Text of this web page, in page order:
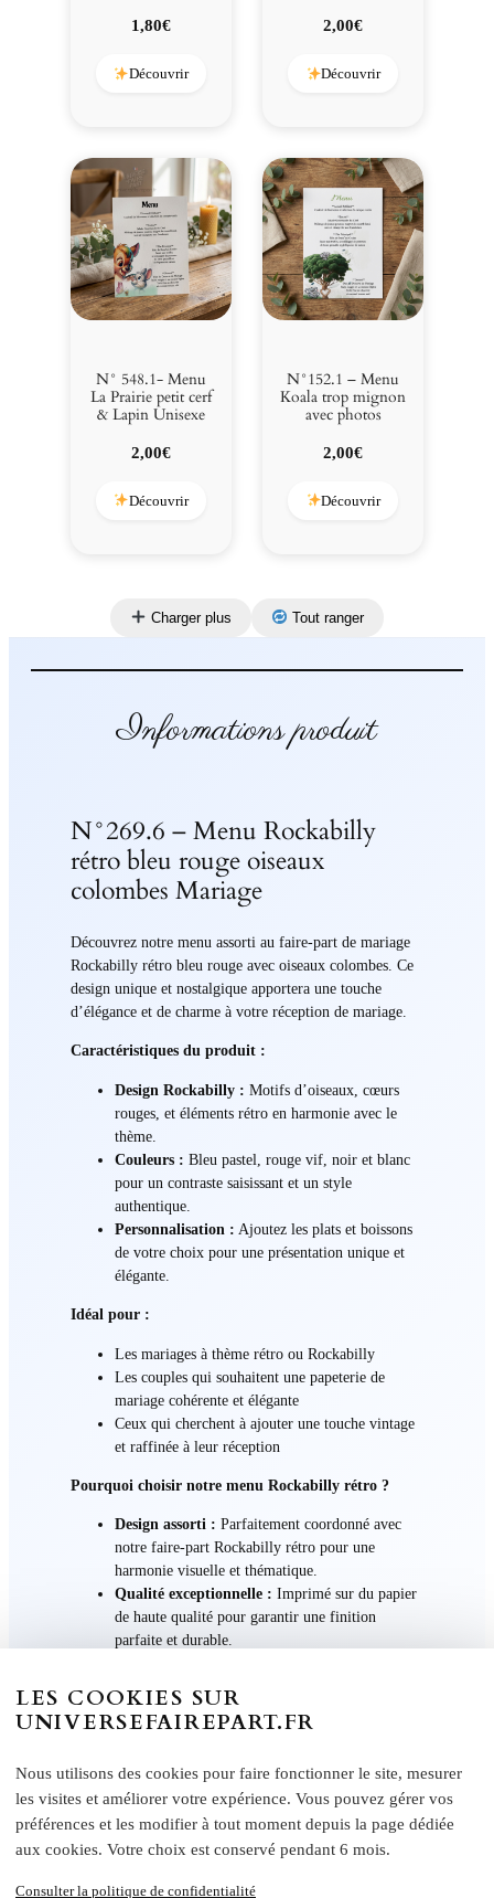
1,80€
Découvrir
2,00€
Découvrir
N° 548.1- Menu
La Prairie petit cerf
& Lapin Unisexe
2,00€
Découvrir
N°152.1 – Menu
Koala trop mignon
avec photos
2,00€
Découvrir
Charger plus Tout ranger
Informations produit
N°269.6 – Menu Rockabilly
rétro bleu rouge oiseaux
colombes Mariage
Découvrez notre menu assorti au faire-part de mariage
Rockabilly rétro bleu rouge avec oiseaux colombes. Ce
design unique et nostalgique apportera une touche
d’élégance et de charme à votre réception de mariage.
Caractéristiques du produit :
Design Rockabilly : Motifs d’oiseaux, cœurs
rouges, et éléments rétro en harmonie avec le
thème.
Couleurs : Bleu pastel, rouge vif, noir et blanc
pour un contraste saisissant et un style
authentique.
Personnalisation : Ajoutez les plats et boissons
de votre choix pour une présentation unique et
élégante.
Idéal pour :
Les mariages à thème rétro ou Rockabilly
Les couples qui souhaitent une papeterie de
mariage cohérente et élégante
Ceux qui cherchent à ajouter une touche vintage
et raffinée à leur réception
Pourquoi choisir notre menu Rockabilly rétro ?
Design assorti : Parfaitement coordonné avec
notre faire-part Rockabilly rétro pour une
harmonie visuelle et thématique.
Qualité exceptionnelle : Imprimé sur du papier
de haute qualité pour garantir une finition
parfaite et durable.
design peut être adapté à vos préférences
personnelles.
réception de mariage avec notre menu Rockabilly rétro
bleu rouge oiseaux colombes. Commandez dès
aujourd’hui et offrez à vos invités une expérience
inoubliable dès le premier regard.
LES COOKIES SUR
UNIVERSEFAIREPART.FR
Nous utilisons des cookies pour faire fonctionner le site, mesurer
les visites et améliorer votre expérience. Vous pouvez gérer vos
préférences et les modifier à tout moment depuis la page dédiée
aux cookies. Votre choix est conservé pendant 6 mois.
Consulter la politique de confidentialité